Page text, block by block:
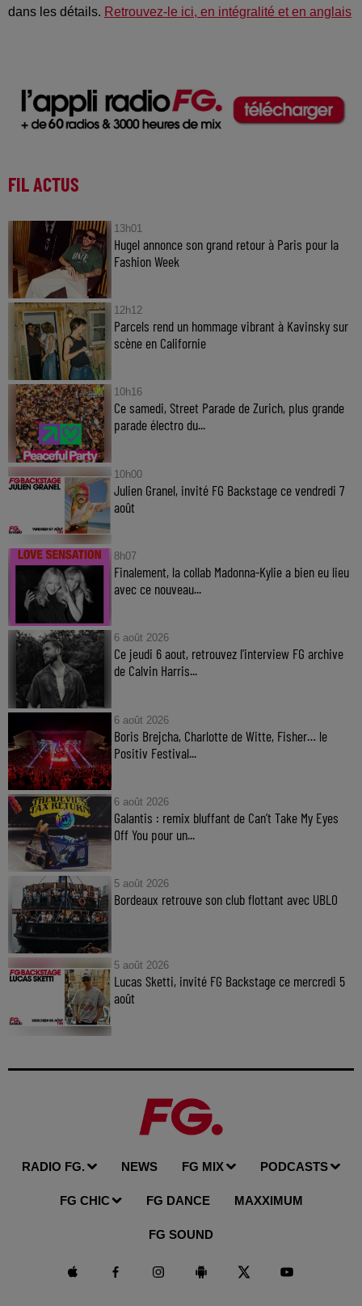
dans les détails. Retrouvez-le ici, en intégralité et en anglais
FIL ACTUS
13h01
Hugel annonce son grand retour à Paris pour la
Fashion Week
12h12
Parcels rend un hommage vibrant à Kavinsky sur
scène en Californie
10h16
Ce samedi, Street Parade de Zurich, plus grande
parade électro du...
10h00
Julien Granel, invité FG Backstage ce vendredi 7
août
8h07
Finalement, la collab Madonna-Kylie a bien eu lieu
avec ce nouveau...
6 août 2026
Ce jeudi 6 aout, retrouvez l'interview FG archive
de Calvin Harris...
6 août 2026
Boris Brejcha, Charlotte de Witte, Fisher… le
Positiv Festival...
6 août 2026
Galantis : remix bluffant de Can’t Take My Eyes
Off You pour un...
5 août 2026
Bordeaux retrouve son club flottant avec UBLO
5 août 2026
Lucas Sketti, invité FG Backstage ce mercredi 5
août
RADIO FG. NEWS FG MIX PODCASTS
FG CHIC FG DANCE MAXXIMUM
FG SOUND